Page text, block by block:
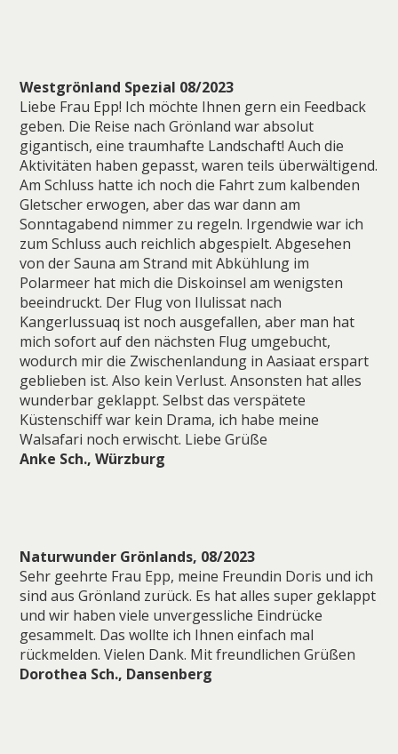
Westgrönland Spezial 08/2023
Liebe Frau Epp! Ich möchte Ihnen gern ein Feedback
geben. Die Reise nach Grönland war absolut
gigantisch, eine traumhafte Landschaft! Auch die
Aktivitäten haben gepasst, waren teils überwältigend.
Am Schluss hatte ich noch die Fahrt zum kalbenden
Gletscher erwogen, aber das war dann am
Sonntagabend nimmer zu regeln. Irgendwie war ich
zum Schluss auch reichlich abgespielt. Abgesehen
von der Sauna am Strand mit Abkühlung im
Polarmeer hat mich die Diskoinsel am wenigsten
beeindruckt. Der Flug von Ilulissat nach
Kangerlussuaq ist noch ausgefallen, aber man hat
mich sofort auf den nächsten Flug umgebucht,
wodurch mir die Zwischenlandung in Aasiaat erspart
geblieben ist. Also kein Verlust. Ansonsten hat alles
wunderbar geklappt. Selbst das verspätete
Küstenschiff war kein Drama, ich habe meine
Walsafari noch erwischt. Liebe Grüße
Anke Sch., Würzburg
Naturwunder Grönlands, 08/2023
Sehr geehrte Frau Epp, meine Freundin Doris und ich
sind aus Grönland zurück. Es hat alles super geklappt
und wir haben viele unvergessliche Eindrücke
gesammelt. Das wollte ich Ihnen einfach mal
rückmelden. Vielen Dank. Mit freundlichen Grüßen
Dorothea Sch., Dansenberg